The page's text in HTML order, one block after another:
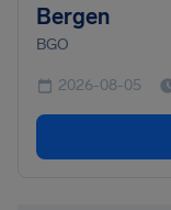
Bergen
BGO
2026-08-05